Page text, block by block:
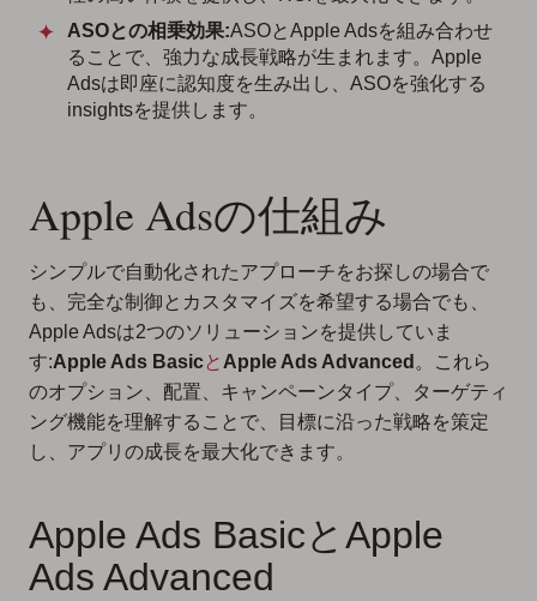
ASOとの相乗効果:ASOとApple Adsを組み合わせ
ることで、強力な成長戦略が生まれます。Apple
Adsは即座に認知度を生み出し、ASOを強化する
insightsを提供します。
Apple Adsの仕組み
シンプルで自動化されたアプローチをお探しの場合で
も、完全な制御とカスタマイズを希望する場合でも、
Apple Adsは2つのソリューションを提供していま
す:Apple Ads Basicと Apple Ads Advanced 。これら
のオプション、配置、キャンペーンタイプ、ターゲティ
ング機能を理解することで、目標に沿った戦略を策定
し、アプリの成長を最大化できます。
Apple Ads BasicとApple
Ads Advanced